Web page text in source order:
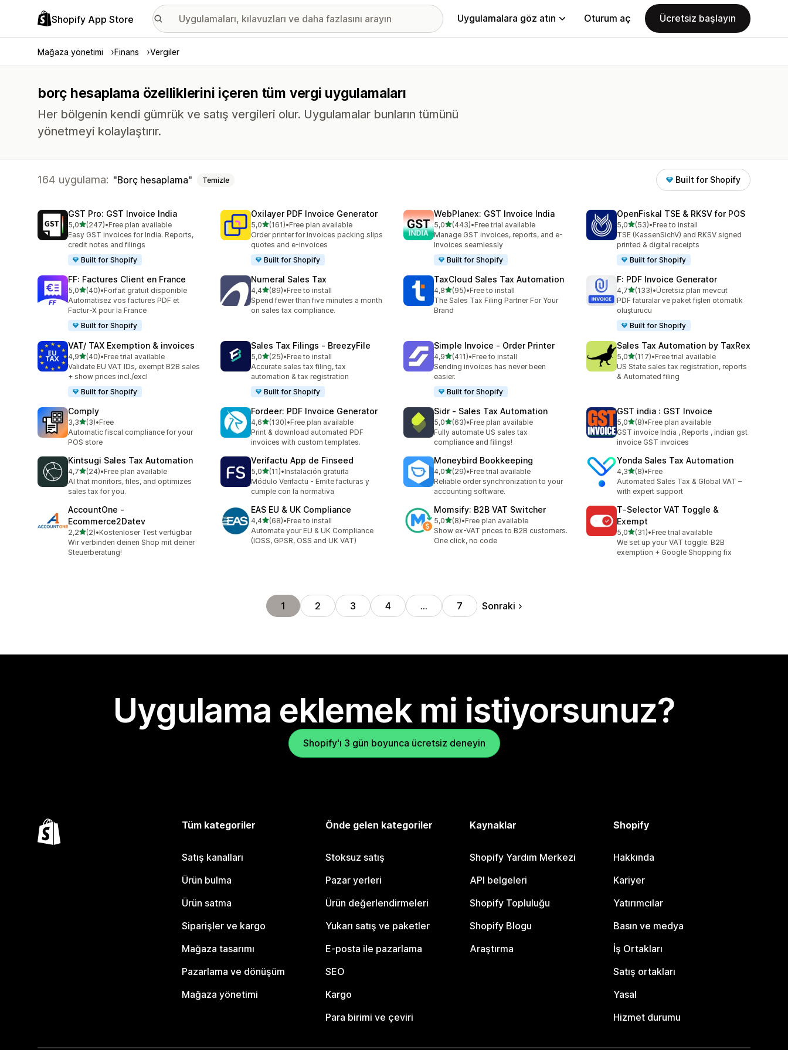
Shopify App Store Uygulamalara göz atın Oturum aç Ücretsiz başlayın
Mağaza yönetimi Finans Vergiler
borç hesaplama özelliklerini içeren tüm vergi uygulamaları
Her bölgenin kendi gümrük ve satış vergileri olur. Uygulamalar bunların tümünü
yönetmeyi kolaylaştırır.
164 uygulama: Borç hesaplama Temizle Built for Shopify
GST Pro: GST Invoice India
5,05 yıldız üzerinden
(247)
toplam 247 değerlendirme
•Free plan available
Easy GST invoices for India. Reports,
credit notes and filings
Built for Shopify
Oxilayer PDF Invoice Generator
5,05 yıldız üzerinden
(161)
toplam 161 değerlendirme
•Free plan available
Order printer for invoices packing slips
quotes and e-invoices
Built for Shopify
WebPlanex: GST Invoice India
5,05 yıldız üzerinden
(443)
toplam 443 değerlendirme
•Free trial available
Manage GST invoices, reports, and e-
Invoices seamlessly
Built for Shopify
OpenFiskal TSE & RKSV for POS
5,05 yıldız üzerinden
(53)
toplam 53 değerlendirme
•Free to install
TSE (KassenSichV) and RKSV signed
printed & digital receipts
Built for Shopify
FF: Factures Client en France
5,05 yıldız üzerinden
(40)
toplam 40 değerlendirme
•Forfait gratuit disponible
Automatisez vos factures PDF et
Factur-X pour la France
Built for Shopify
Numeral Sales Tax
4,45 yıldız üzerinden
(89)
toplam 89 değerlendirme
•Free to install
Spend fewer than five minutes a month
on sales tax compliance.
TaxCloud Sales Tax Automation
4,85 yıldız üzerinden
(95)
toplam 95 değerlendirme
•Free to install
The Sales Tax Filing Partner For Your
Brand
F: PDF Invoice Generator
4,75 yıldız üzerinden
(133)
toplam 133 değerlendirme
•Ücretsiz plan mevcut
PDF faturalar ve paket fişleri otomatik
oluşturucu
Built for Shopify
VAT/ TAX Exemption & invoices
4,95 yıldız üzerinden
(40)
toplam 40 değerlendirme
•Free trial available
Validate EU VAT IDs, exempt B2B sales
+ show prices incl./excl
Built for Shopify
Sales Tax Filings ‑ BreezyFile
5,05 yıldız üzerinden
(25)
toplam 25 değerlendirme
•Free to install
Accurate sales tax filing, tax
automation & tax registration
Built for Shopify
Simple Invoice ‑ Order Printer
4,95 yıldız üzerinden
(411)
toplam 411 değerlendirme
•Free to install
Sending invoices has never been
easier.
Built for Shopify
Sales Tax Automation by TaxRex
5,05 yıldız üzerinden
(117)
toplam 117 değerlendirme
•Free trial available
US State sales tax registration, reports
& Automated filing
Comply
3,35 yıldız üzerinden
(3)
toplam 3 değerlendirme
•Free
Automatic fiscal compliance for your
POS store
Fordeer: PDF Invoice Generator
4,65 yıldız üzerinden
(130)
toplam 130 değerlendirme
•Free plan available
Print & download automated PDF
invoices with custom templates.
Sidr ‑ Sales Tax Automation
5,05 yıldız üzerinden
(63)
toplam 63 değerlendirme
•Free plan available
Fully automate US sales tax
compliance and filings!
GST india : GST Invoice
5,05 yıldız üzerinden
(8)
toplam 8 değerlendirme
•Free plan available
GST invoice India , Reports , indian gst
invoice GST invoices
Kintsugi Sales Tax Automation
4,75 yıldız üzerinden
(24)
toplam 24 değerlendirme
•Free plan available
AI that monitors, files, and optimizes
sales tax for you.
Verifactu App de Finseed
5,05 yıldız üzerinden
(11)
toplam 11 değerlendirme
•Instalación gratuita
Módulo Verifactu - Emite facturas y
cumple con la normativa
Moneybird Bookkeeping
4,05 yıldız üzerinden
(29)
toplam 29 değerlendirme
•Free trial available
Reliable order synchronization to your
accounting software.
Yonda Sales Tax Automation
4,35 yıldız üzerinden
(8)
toplam 8 değerlendirme
•Free
Automated Sales Tax & Global VAT –
with expert support
AccountOne ‑
Ecommerce2Datev
2,25 yıldız üzerinden
(2)
toplam 2 değerlendirme
•Kostenloser Test verfügbar
Wir verbinden deinen Shop mit deiner
Steuerberatung!
EAS EU & UK Compliance
4,45 yıldız üzerinden
(68)
toplam 68 değerlendirme
•Free to install
Automate your EU & UK Compliance
(IOSS, GPSR, OSS and UK VAT)
Momsify: B2B VAT Switcher
5,05 yıldız üzerinden
(8)
toplam 8 değerlendirme
•Free plan available
Show ex-VAT prices to B2B customers.
One click, no code
T‑Selector VAT Toggle &
Exempt
5,05 yıldız üzerinden
(31)
toplam 31 değerlendirme
•Free trial available
We set up your VAT toggle. B2B
exemption + Google Shopping fix
1 2 3 4 … 7 Sonraki
Uygulama eklemek mi istiyorsunuz?
Shopify'ı 3 gün boyunca ücretsiz deneyin
Tüm kategoriler
Satış kanalları
Ürün bulma
Ürün satma
Siparişler ve kargo
Mağaza tasarımı
Pazarlama ve dönüşüm
Mağaza yönetimi
Önde gelen kategoriler
Stoksuz satış
Pazar yerleri
Ürün değerlendirmeleri
Yukarı satış ve paketler
E-posta ile pazarlama
SEO
Kargo
Para birimi ve çeviri
Kaynaklar
Shopify Yardım Merkezi
API belgeleri
Shopify Topluluğu
Shopify Blogu
Araştırma
Shopify
Hakkında
Kariyer
Yatırımcılar
Basın ve medya
İş Ortakları
Satış ortakları
Yasal
Hizmet durumu